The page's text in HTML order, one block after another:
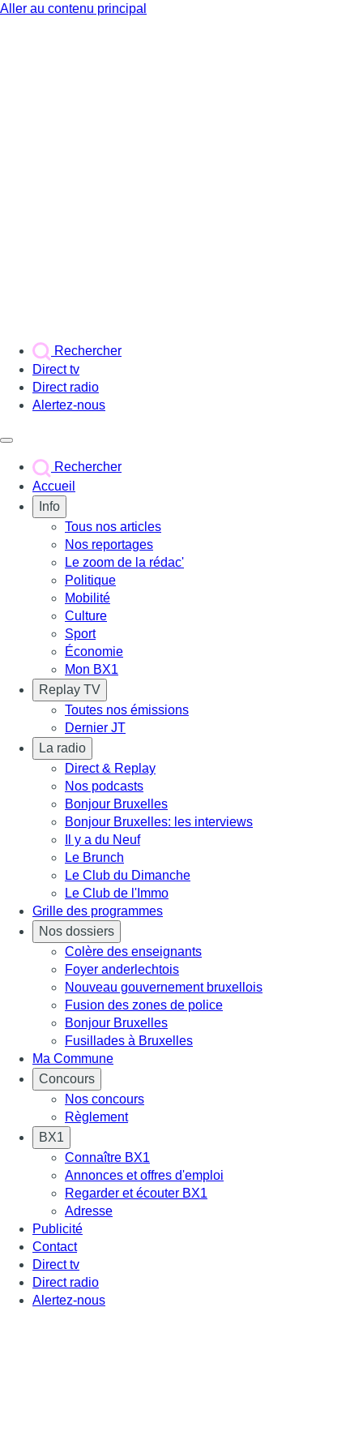
Aller au contenu principal
Rechercher
Direct tv
Direct radio
Alertez-nous
Rechercher
Accueil
Info
Tous nos articles
Nos reportages
Le zoom de la rédac'
Politique
Mobilité
Culture
Sport
Économie
Mon BX1
Replay TV
Toutes nos émissions
Dernier JT
La radio
Direct & Replay
Nos podcasts
Bonjour Bruxelles
Bonjour Bruxelles: les interviews
Il y a du Neuf
Le Brunch
Le Club du Dimanche
Le Club de l'Immo
Grille des programmes
Nos dossiers
Colère des enseignants
Foyer anderlechtois
Nouveau gouvernement bruxellois
Fusion des zones de police
Bonjour Bruxelles
Fusillades à Bruxelles
Ma Commune
Concours
Nos concours
Règlement
BX1
Connaître BX1
Annonces et offres d'emploi
Regarder et écouter BX1
Adresse
Publicité
Contact
Direct tv
Direct radio
Alertez-nous